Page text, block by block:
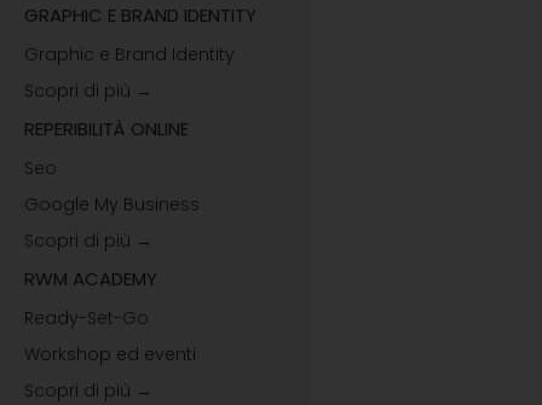
GRAPHIC E BRAND IDENTITY
Graphic e Brand Identity
Scopri di più →
REPERIBILITÀ ONLINE
Seo
Google My Business
Scopri di più →
RWM ACADEMY
Ready-Set-Go
Workshop ed eventi
Scopri di più →